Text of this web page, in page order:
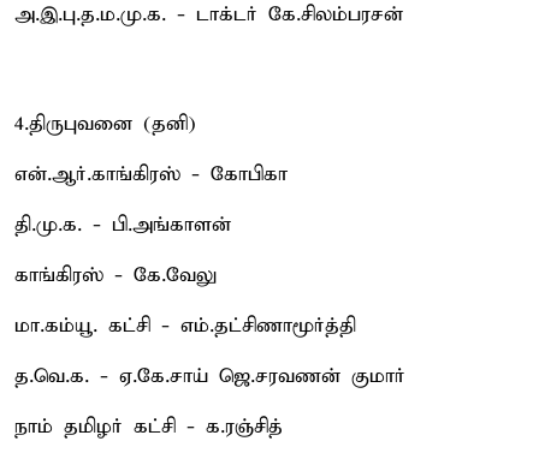
அ.இ.பு.த.ம.மு.க. - டாக்டர் கே.சிலம்பரசன்
4.திருபுவனை (தனி)
என்.ஆர்.காங்கிரஸ் - கோபிகா
தி.மு.க. - பி.அங்காளன்
காங்கிரஸ் - கே.வேலு
மா.கம்யூ. கட்சி - எம்.தட்சிணாமூர்த்தி
த.வெ.க. - ஏ.கே.சாய் ஜெ.சரவணன் குமார்
நாம் தமிழர் கட்சி - க.ரஞ்சித்